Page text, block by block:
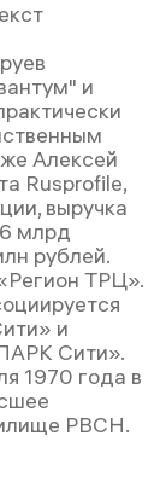
и
Алексей
Rusprofile,
выручка
млрд
рублей.
ТРЦ».
и
Сити».
1970 года в
РВСН.